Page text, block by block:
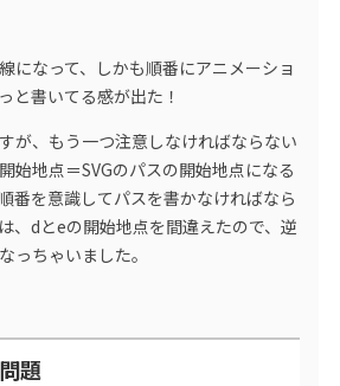
になって、しかも順番にアニメーショ
と書いてる感が出た！
が、もう一つ注意しなければならない
始地点＝SVGのパスの開始地点になる
番を意識してパスを書かなければなら
、dとeの開始地点を間違えたので、逆
っちゃいました。
題